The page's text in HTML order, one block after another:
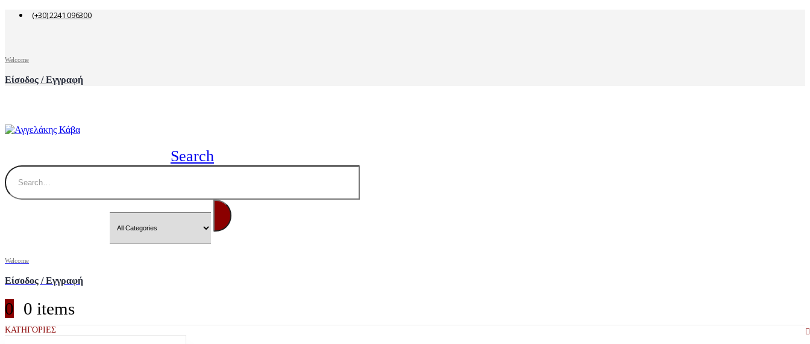
(+30) 2241 096300
Welcome
Είσοδος / Εγγραφή
Search
Welcome
Είσοδος / Εγγραφή
0 0 items
ΚΑΤΗΓΟΡΙΕΣ